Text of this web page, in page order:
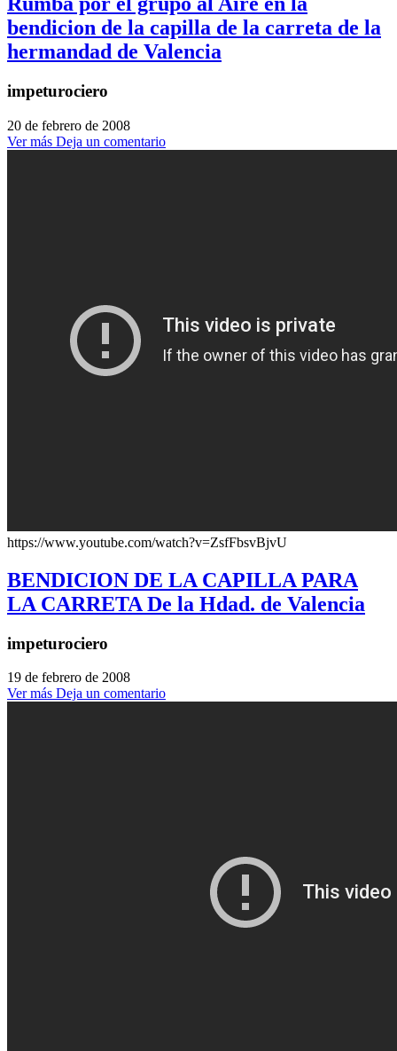
bendicion de la capilla de la carreta de la
hermandad de Valencia
impeturociero
20 de febrero de 2008
Ver más Deja un comentario
https://www.youtube.com/watch?v=ZsfFbsvBjvU
BENDICION DE LA CAPILLA PARA
LA CARRETA De la Hdad. de Valencia
impeturociero
19 de febrero de 2008
Ver más Deja un comentario